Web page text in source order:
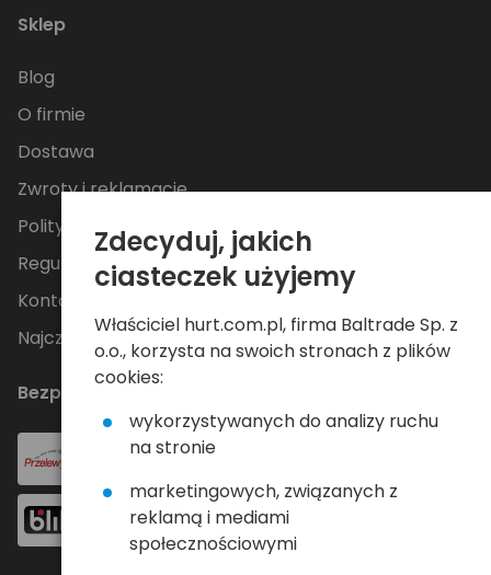
Sklep
Blog
O firmie
Dostawa
Zwroty i reklamacje
Polityka Prywatności
Regulamin
Kontakt
Najczęściej zadawane pytania
Bezpieczne płatności
Zdecyduj, jakich
ciasteczek użyjemy
Właściciel hurt.com.pl, firma Baltrade Sp. z
o.o., korzysta na swoich stronach z plików
cookies:
wykorzystywanych do analizy ruchu
na stronie
marketingowych, związanych z
reklamą i mediami
społecznościowymi